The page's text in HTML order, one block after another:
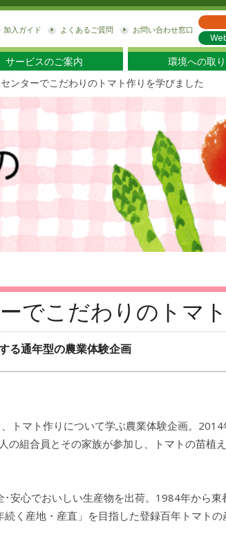
東都
加入ガイド よくあるご質問 お問い合わせ窓口
サービスのご案内 環境への取
ンターでこだわりのトマト作りを学びました
でこだわりのトマ
る通年型の農業体験企画
トマト作りについて学ぶ農業体験企画。2014
の組合員とその家族が参加し、トマトの苗植
安心でおいしい生産物を出荷。1984年から東
く産地・産直」を目指した登録百年トマトの